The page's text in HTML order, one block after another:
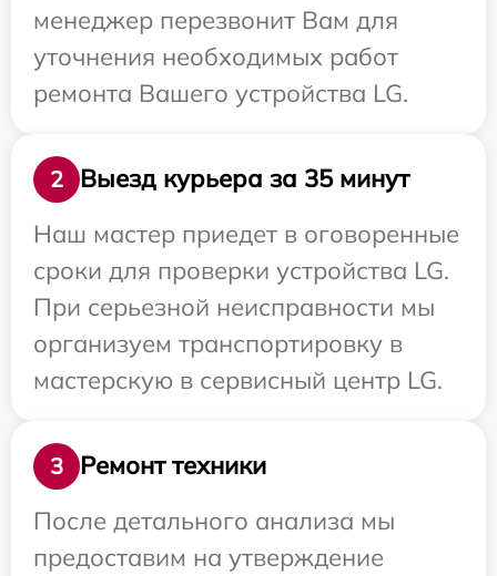
менеджер перезвонит Вам для
уточнения необходимых работ
ремонта Вашего устройства LG.
2
Выезд курьера за 35 минут
Наш мастер приедет в оговоренные
сроки для проверки устройства LG.
При серьезной неисправности мы
организуем транспортировку в
мастерскую в сервисный центр LG.
3
Ремонт техники
После детального анализа мы
предоставим на утверждение